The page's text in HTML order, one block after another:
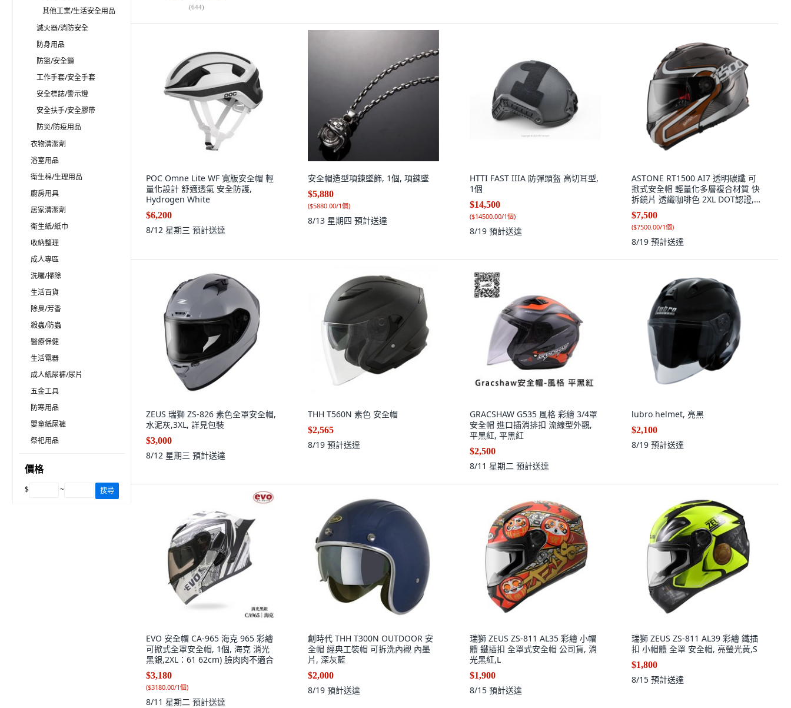
其他工業/生活安全用品
滅火器/消防安全
防身用品
防盜/安全鎖
工作手套/安全手套
安全標誌/警示燈
安全扶手/安全膠帶
防災/防疫用品
衣物清潔劑
浴室用品
衛生棉/生理用品
廚房用具
居家清潔劑
衛生紙/紙巾
收納整理
成人專區
洗曬/掃除
生活百貨
除臭/芳香
殺蟲/防蟲
醫療保健
生活電器
成人紙尿褲/尿片
五金工具
防寒用品
嬰童紙尿褲
祭祀用品
價格
$ ~ 搜尋
(644)
POC Omne Lite WF 寬版安全帽 輕
量化設計 舒適透氣 安全防護,
Hydrogen White
$6,200
8/12 星期三 預計送達
安全帽造型項鍊墜飾, 1個, 項鍊墜
$5,880
($5880.00/1個)
8/13 星期四 預計送達
HTTI FAST IIIA 防彈頭盔 高切耳型,
1個
$14,500
($14500.00/1個)
8/19 預計送達
ASTONE RT1500 AI7 透明碳纖 可
掀式安全帽 輕量化多層複合材質 快
拆鏡片 透纖咖啡色 2XL DOT認證,
透纖/咖啡, 1個
$7,500
($7500.00/1個)
8/19 預計送達
ZEUS 瑞獅 ZS-826 素色全罩安全帽,
水泥灰,3XL, 詳見包裝
$3,000
8/12 星期三 預計送達
THH T560N 素色 安全帽
$2,565
8/19 預計送達
GRACSHAW G535 風格 彩繪 3/4罩
安全帽 進口插消排扣 流線型外觀,
平黑紅, 平黑紅
$2,500
8/11 星期二 預計送達
lubro helmet, 亮黑
$2,100
8/19 預計送達
EVO 安全帽 CA-965 海克 965 彩繪
可掀式全罩安全帽, 1個, 海克 消光
黑銀,2XL：61 62cm) 臉肉肉不適合
$3,180
($3180.00/1個)
8/11 星期二 預計送達
創時代 THH T300N OUTDOOR 安
全帽 經典工裝帽 可拆洗內襯 內墨
片, 深灰藍
$2,000
8/19 預計送達
瑞獅 ZEUS ZS-811 AL35 彩繪 小帽
體 鐵插扣 全罩式安全帽 公司貨, 消
光黑紅,L
$1,900
8/15 預計送達
瑞獅 ZEUS ZS-811 AL39 彩繪 鐵插
扣 小帽體 全罩 安全帽, 亮螢光黃,S
$1,800
8/15 預計送達